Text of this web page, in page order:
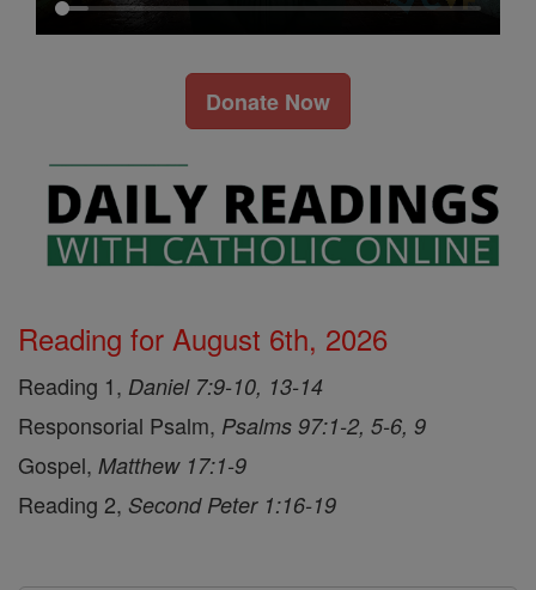
Donate Now
Reading for August 6th, 2026
Reading 1, Daniel 7:9-10, 13-14
Responsorial Psalm, Psalms 97:1-2, 5-6, 9
Gospel, Matthew 17:1-9
Reading 2, Second Peter 1:16-19